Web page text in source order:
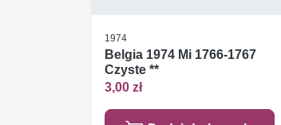
1974
Belgia 1974 Mi 1766-1767
Czyste **
3,00 zł